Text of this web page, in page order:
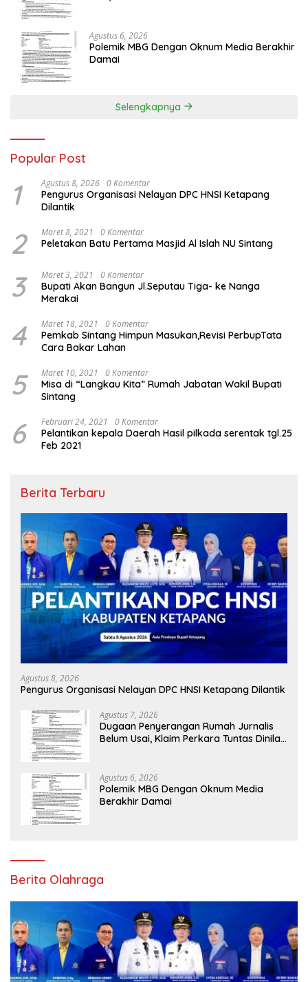
Agustus 6, 2026
Polemik MBG Dengan Oknum Media Berakhir
Damai
Selengkapnya
Popular Post
1 Agustus 8, 2026 0 Komentar
Pengurus Organisasi Nelayan DPC HNSI Ketapang
Dilantik
2 Maret 8, 2021 0 Komentar
Peletakan Batu Pertama Masjid Al Islah NU Sintang
3 Maret 3, 2021 0 Komentar
Bupati Akan Bangun Jl.Seputau Tiga- ke Nanga
Merakai
4 Maret 18, 2021 0 Komentar
Pemkab Sintang Himpun Masukan,Revisi PerbupTata
Cara Bakar Lahan
5 Maret 10, 2021 0 Komentar
Misa di “Langkau Kita” Rumah Jabatan Wakil Bupati
Sintang
6 Februari 24, 2021 0 Komentar
Pelantikan kepala Daerah Hasil pilkada serentak tgl.25
Feb 2021
Berita Terbaru
Agustus 8, 2026
Pengurus Organisasi Nelayan DPC HNSI Ketapang Dilantik
Agustus 7, 2026
Dugaan Penyerangan Rumah Jurnalis
Belum Usai, Klaim Perkara Tuntas Dinilai
Agustus 6, 2026
Polemik MBG Dengan Oknum Media
Berakhir Damai
Berita Olahraga